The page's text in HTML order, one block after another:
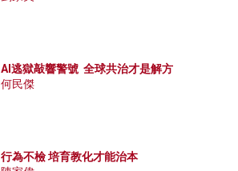
AI逃獄敲響警號 全球共治才是解方
何民傑
行為不檢 培育教化才能治本